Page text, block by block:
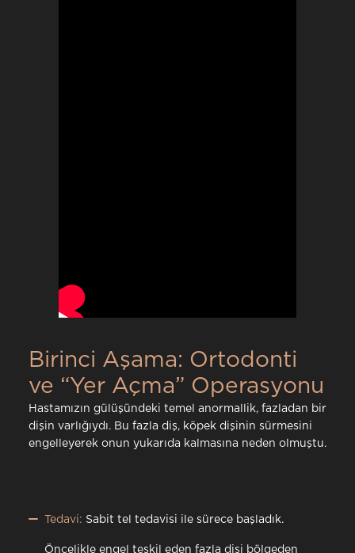
Birinci Aşama: Ortodonti
ve “Yer Açma” Operasyonu
Hastamızın gülüşündeki temel anormallik, fazladan bir
dişin varlığıydı. Bu fazla diş, köpek dişinin sürmesini
engelleyerek onun yukarıda kalmasına neden olmuştu.
Tedavi: Sabit tel tedavisi ile sürece başladık.
Öncelikle engel teşkil eden fazla dişi bölgeden